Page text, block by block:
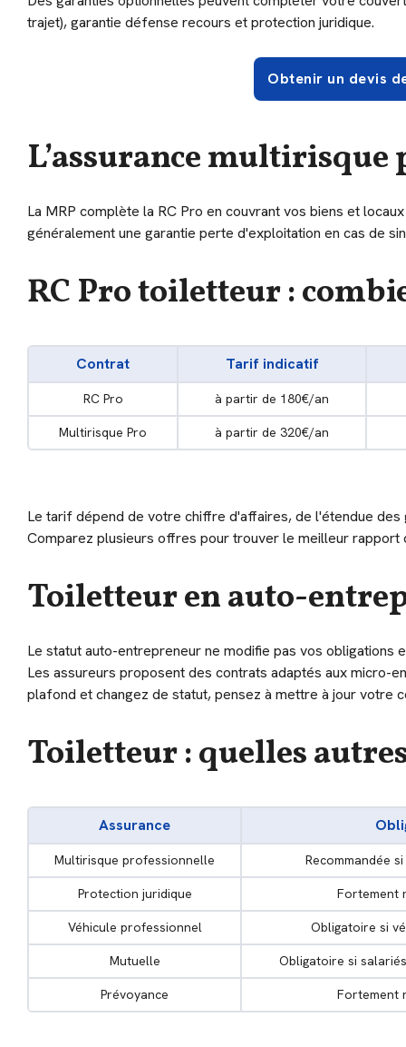
trajet), garantie défense recours et protection juridique.
Obtenir un devis
L’assurance
La MRP complète la RC Pro en couvrant vos biens et
généralement une garantie perte d'exploitation en cas de
RC Pro toiletteur :
Contrat Tarif indicatif
RC Pro à partir de 180€/an
Multirisque Pro à partir de 320€/an
Le tarif dépend de votre chiffre d'affaires, de l'étendue
Comparez plusieurs offres pour trouver le meilleur rapport
Toiletteur en auto-
Le statut auto-entrepreneur ne modifie pas vos obligations
Les assureurs proposent des contrats adaptés aux micro-
plafond et changez de statut, pensez à mettre à jour votre
Toiletteur : quelles
Assurance
Multirisque professionnelle Recommandée
Protection juridique Fortement
Véhicule professionnel Obligatoire si
Mutuelle Obligatoire si
Prévoyance Fortement